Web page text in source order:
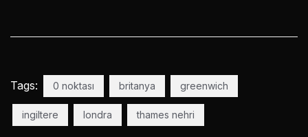
Tags: 0 noktası britanya greenwich
ingiltere londra thames nehri